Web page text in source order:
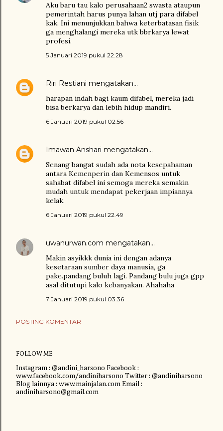
Aku baru tau kalo perusahaan2 swasta ataupun
pemerintah harus punya lahan utj para difabel
kak. Ini menunjukkan bahwa keterbatasan fisik
ga menghalangi mereka utk bbrkarya lewat
profesi.
5 Januari 2019 pukul 22.28
Riri Restiani mengatakan…
harapan indah bagi kaum difabel, mereka jadi
bisa berkarya dan lebih hidup mandiri.
6 Januari 2019 pukul 02.56
Imawan Anshari mengatakan…
Senang bangat sudah ada nota kesepahaman
antara Kemenperin dan Kemensos untuk
sahabat difabel ini semoga mereka semakin
mudah untuk mendapat pekerjaan impiannya
kelak.
6 Januari 2019 pukul 22.49
uwanurwan.com mengatakan…
Makin asyikkk dunia ini dengan adanya
kesetaraan sumber daya manusia, ga
pake.pandang buluh lagi. Pandang bulu juga gpp
asal ditutupi kalo kebanyakan. Ahahaha
7 Januari 2019 pukul 03.36
POSTING KOMENTAR
FOLLOW ME
Instagram : @andini_harsono Facebook :
www.facebook.com/andiniharsono Twitter : @andiniharsono
Blog lainnya : www.mainjalan.com Email :
andiniharsono@gmail.com